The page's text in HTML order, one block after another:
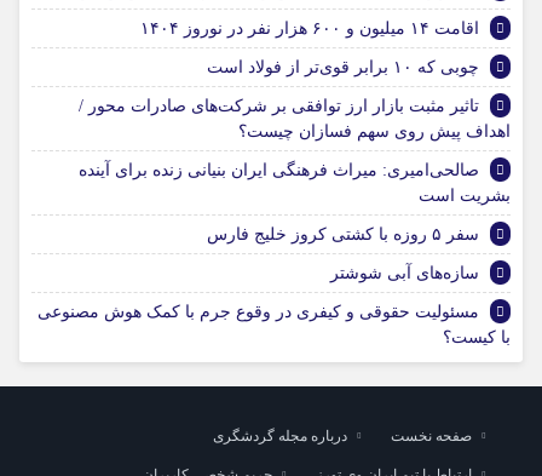
اقامت ۱۴ میلیون و ۶۰۰ هزار نفر در نوروز ۱۴۰۴
چوبی که ۱۰ برابر قوی‌تر از فولاد است
تاثیر مثبت بازار ارز توافقی بر شرکت‌های صادرات محور /
اهداف پیش روی سهم فسازان چیست؟
صالحی‌امیری: میراث‌ فرهنگی ایران بنیانی زنده برای آینده
بشریت است
سفر ۵ روزه با کشتی کروز خلیج فارس
سازه‌های آبی شوشتر
مسئولیت حقوقی و کیفری در وقوع جرم با کمک هوش مصنوعی
با کیست؟
صفحه نخست درباره مجله گردشگری